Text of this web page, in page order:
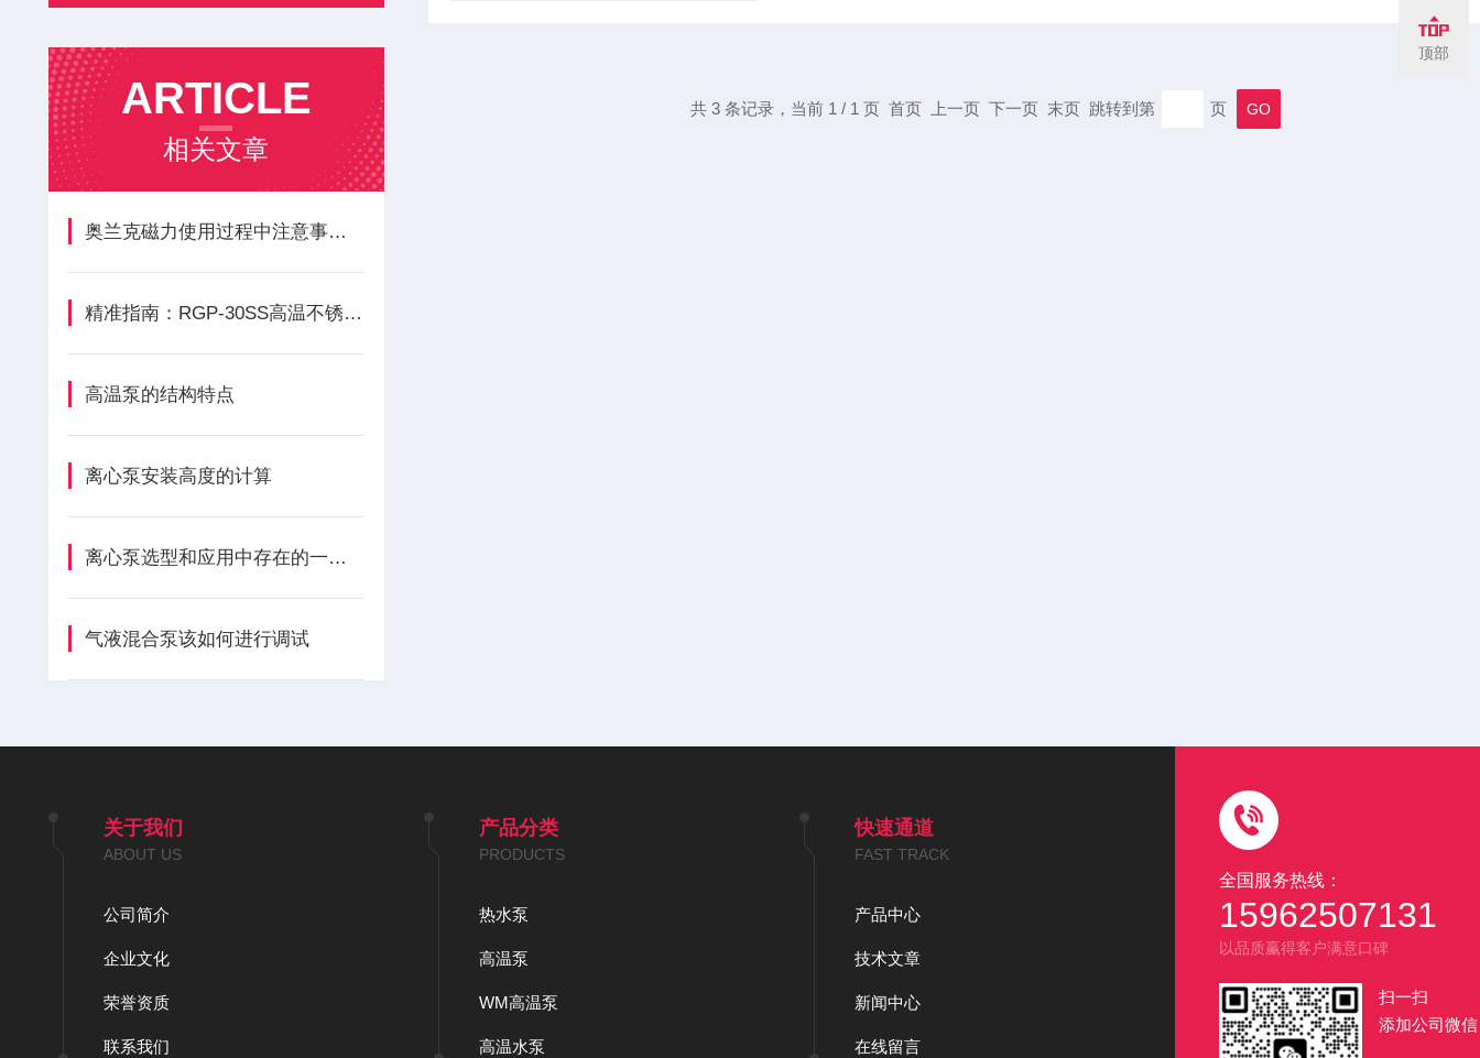
ARTICLE
相关文章
奥兰克磁力使用过程中注意事项讲解
精准指南：RGP-30SS高温不锈钢离心泵正确安装方法全解析
高温泵的结构特点
离心泵安装高度的计算
离心泵选型和应用中存在的一些误区
气液混合泵该如何进行调试
共 3 条记录，当前 1 / 1 页 首页 上一页 下一页 末页 跳转到第 页
全国服务热线：
15962507131
以品质赢得客户满意口碑
扫一扫
添加公司微信
关于我们
ABOUT US
公司简介
企业文化
荣誉资质
联系我们
产品分类
PRODUCTS
热水泵
高温泵
WM高温泵
高温水泵
快速通道
FAST TRACK
产品中心
技术文章
新闻中心
在线留言
顶部